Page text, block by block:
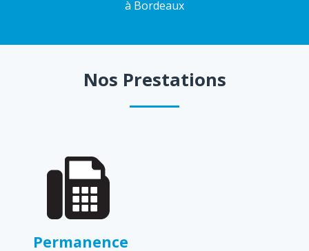
à Bordeaux
Nos Prestations
Permanence